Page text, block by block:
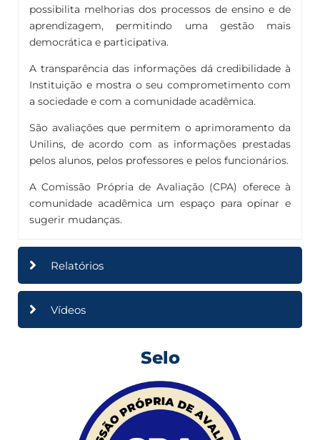
possibilita melhorias dos processos de ensino e de
aprendizagem, permitindo uma gestão mais
democrática e participativa.
A transparência das informações dá credibilidade à
Instituição e mostra o seu comprometimento com
a sociedade e com a comunidade acadêmica.
São avaliações que permitem o aprimoramento da
Unilins, de acordo com as informações prestadas
pelos alunos, pelos professores e pelos funcionários.
A Comissão Própria de Avaliação (CPA) oferece à
comunidade acadêmica um espaço para opinar e
sugerir mudanças.
Relatórios
Vídeos
Selo